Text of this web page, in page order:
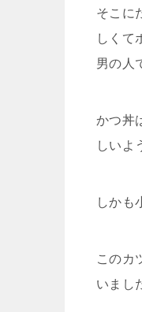
そこに
しくて
男の人
かつ丼
しいよ
しかも
このカ
いまし